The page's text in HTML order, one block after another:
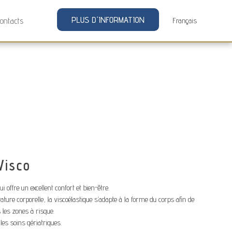
PLUS D'INFORMATION
offre un excellent confort et bien-être.
corporelle, la viscoélastique s’adapte à la forme du corps afin de
zones à risque.
soins gériatriques.